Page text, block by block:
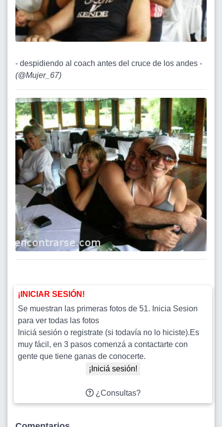
- despidiendo al coach antes del cruce de los andes -
(@Mujer_67)
¡INICIAR SESIÓN!
Se muestran las primeras fotos de 51. Inicia Sesion
para ver todas las fotos
Iniciá sesión o registrate (si todavía no lo hiciste).Es
muy fácil, en 3 pasos comenzá a contactarte con
gente que tiene ganas de conocerte.
¡Iniciá sesión!
¿Consultas?